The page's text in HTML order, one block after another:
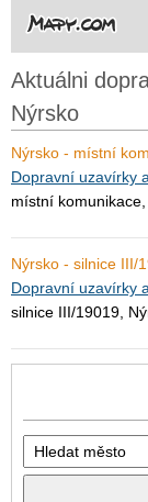
Aktuálni
Nýrsko
Nýrsko - místní
Dopravní uzavírky
místní
Nýrsko - silnice III/
Dopravní uzavírky
silnice III/19019,